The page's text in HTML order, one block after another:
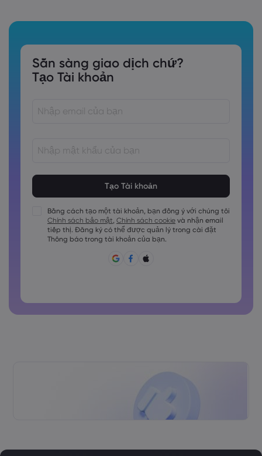
Sẵn sàng giao dịch chứ?
Tạo Tài khoản
Các mật khẩu phải chứa ít nhất 1 ký tự viết hoa
Các mật khẩu phải chứa ít nhất 1 ký tự viết thường
Mật khẩu phải chứa ~!@#£%^&amp;*()_-+=:;&lt;&gt;\{,\[]?,.
Bằng cách tạo một tài khoản, bạn đồng ý với chúng tôi
Chính sách bảo mật, Chính sách cookie và nhận email
tiếp thị. Đăng ký có thể được quản lý trong cài đặt
Thông báo trong tài khoản của bạn.